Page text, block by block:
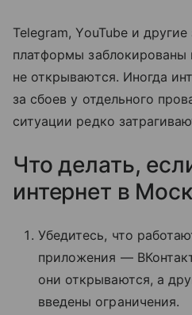
Telegram, YouTube и
платформы заблокированы
не открываются. Иногда
за сбоев у отдельного
ситуации редко
Что делать,
интернет в
Убедитесь, что
приложения —
они открываются, а
введены ограничения.